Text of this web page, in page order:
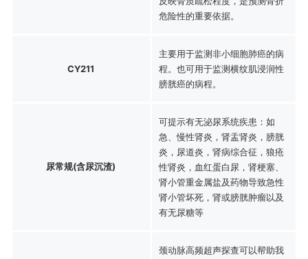
危险性的重要依据。
CY211
主要用于监测非小细胞肺癌的病
程。也可用于监测横纹肌浸润性
膀胱癌的病程。
尿常规(含尿沉渣)
可提示有无泌尿系统疾患：如
急、慢性肾炎，肾盂肾炎，膀胱
炎，尿道炎，肾病综合征，狼疮
性肾炎，血红蛋白尿，肾梗塞、
肾小管重金属盐及药物导致急性
肾小管坏死，肾或膀胱肿瘤以及
有无尿糖等
颈动脉高频超声探查可以帮助我